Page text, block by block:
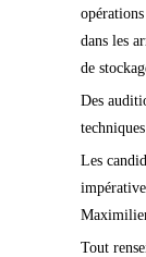
dans les
de
Des
Les
Tout